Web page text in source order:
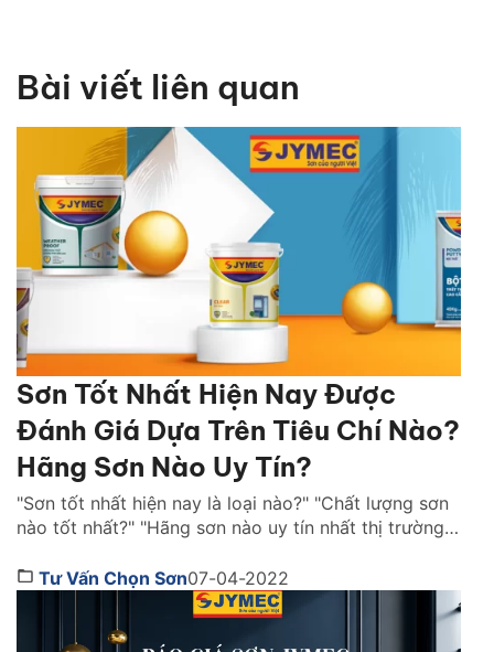
Bài viết liên quan
Sơn Tốt Nhất Hiện Nay Được
Đánh Giá Dựa Trên Tiêu Chí Nào?
Hãng Sơn Nào Uy Tín?
"Sơn tốt nhất hiện nay là loại nào?" "Chất lượng sơn
nào tốt nhất?" "Hãng sơn nào uy tín nhất thị trường
quan tâm. Cùng Sơn JYMEC tìm hiểu những lời
khuyên hữu ích qua bài viêt dưới đây nhé! Sơn tốt
nhất hiện […]
Tư Vấn Chọn Sơn07-04-2022